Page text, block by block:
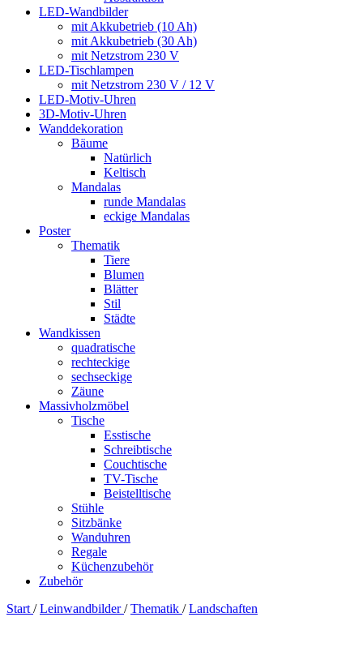
LED-Wandbilder
mit Akkubetrieb (10 Ah)
mit Akkubetrieb (30 Ah)
mit Netzstrom 230 V
LED-Tischlampen
mit Netzstrom 230 V / 12 V
LED-Motiv-Uhren
3D-Motiv-Uhren
Wanddekoration
Bäume
Natürlich
Keltisch
Mandalas
runde Mandalas
eckige Mandalas
Poster
Thematik
Tiere
Blumen
Blätter
Stil
Städte
Wandkissen
quadratische
rechteckige
sechseckige
Zäune
Massivholzmöbel
Tische
Esstische
Schreibtische
Couchtische
TV-Tische
Beistelltische
Stühle
Sitzbänke
Wanduhren
Regale
Küchenzubehör
Zubehör
Start / Leinwandbilder/ Thematik / Landschaften